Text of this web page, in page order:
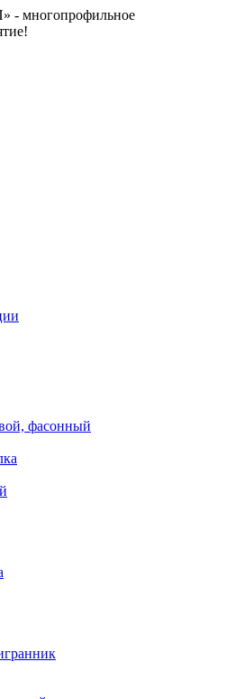
многопрофильное
фасонный